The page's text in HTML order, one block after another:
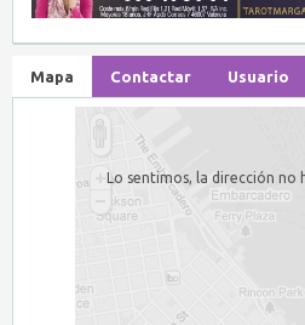
Mapa Contactar Usuario
Lo sentimos, la dirección no